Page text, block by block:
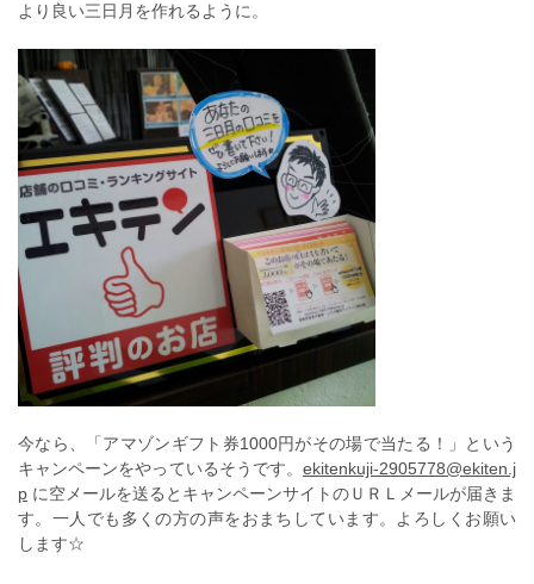
より良い三日月を作れるように。
今なら、「アマゾンギフト券1000円がその場で当たる！」という
キャンペーンをやっているそうです。 ekitenkuji-2905778@ekiten.j
p に空メールを送るとキャンペーンサイトのＵＲＬメールが届きま
す。一人でも多くの方の声をおまちしています。よろしくお願い
します☆